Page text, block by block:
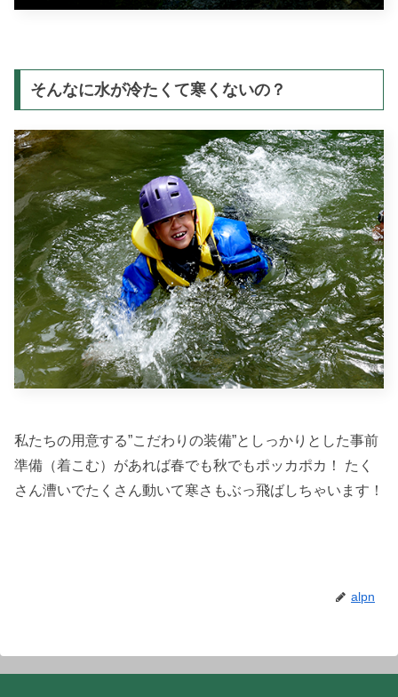
そんなに水が冷たくて寒くないの？
私たちの用意する”こだわりの装備”としっかりとした事前
準備（着こむ）があれば春でも秋でもポッカポカ！ たく
さん漕いでたくさん動いて寒さもぶっ飛ばしちゃいます！
alpn